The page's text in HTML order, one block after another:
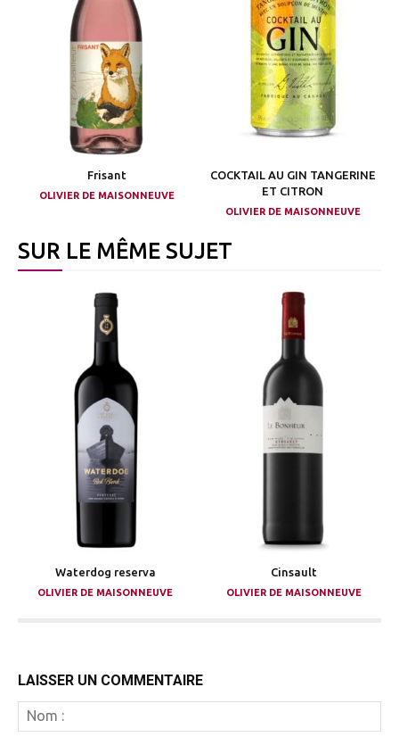
Frisant
OLIVIER DE MAISONNEUVE
COCKTAIL AU GIN TANGERINE
ET CITRON
OLIVIER DE MAISONNEUVE
SUR LE MÊME SUJET
Waterdog reserva
OLIVIER DE MAISONNEUVE
Cinsault
OLIVIER DE MAISONNEUVE
LAISSER UN COMMENTAIRE
: